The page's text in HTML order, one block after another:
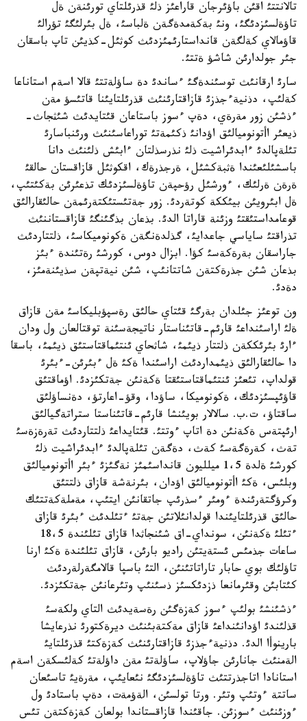
تالانتتئ اقئن باؤئرجان قاراعئز ذلئ قذرئلتاي تورئنةن ةل
تاؤةلسئزدئگئ، ونئ بةكةمدةگةن ةلباسئ، ةل بئرلئگئ تؤرالئ
قاؤمالاي كةلگةن قانداستارئمئزدئث كوثئل-كذيئن تاپ باسقان
جئر جولدارئن شاشؤ ةتتئ.
سارئ ارقانئث توسئندةگئ ءساندئ دة ساؤلةتتئ قالا اسةم استاناعا
كةلئپ، دذنيةءجذزئ قازاقتارئنئث قذرئلتايئنا قاتئسؤ مةن
ءذشئن زور مةرةي، دةپ ءسوز باستاعان قئتايدئث شئثجاث-
ذيعئر اأتونوميالئق اؤدانئ ذكئمةتئ توراعاسئنئث ورئنباسارئ
تئلةپالدئ ءابدئراشيت ذلئ نذرسذلتان ءابئش ذلئنئث دانا
باسشئلئعئندا ةثبةكشئل، ةرجذرةك، اقكوثئل قازاقستان حالقئ
ةرةن ةرلئك، ءورشئل رؤحپةن تاؤةلسئزدئك تذعئرئن بةكئتئپ،
ةل ابئرويئن بيئككة كوتةردئ. زور جةتئستئكتةرئمةن حالئقارالئق
قوعامداستئقتئ وزئنة قاراتا الدئ. بذعان بذگئنگئ قازاقستاننئث
تذراقتئ ساياسي جاعدايئ، گذلدةنگةن ةكونوميكاسئ، ذلتتاردئث
جاراسقان بةرةكةسئ كؤا. ابزال دوس، كورشئ رةتئندة ءبئز
بذعان شئن جذرةكتةن شاتتانئپ، شئن نيةتپةن سذيئنةمئز،
دةدئ.
ون توعئز جئلدان بةرگئ قئتاي حالئق رةسپؤبليكاسئ مةن قازاق
ةلئ اراسئنداعئ قارئم-قاتئناستار ناتيجةسئنة توقتالعان ول ودان
ءارئ بئرئككةن ذلتتار ذيئمئ، شاثحاي ئنتئماقتاستئق ذيئمئ، باسقا
دا حالئقارالئق ذيئمداردئث اراسئندا ةكئ ةل ءبئرئن-ءبئرئ
قولداپ، تئعئز ئنتئماقتاستئقتا ةكةنئن جةتكئزدئ. اؤماقتئق
قاؤئپسئزدئك، ةكونوميكا، ساؤدا، وقؤ-اعارتؤ، دةنساؤلئق
ساقتاؤ، ت.ب. سالالار بويئنشا قارئم-قاتئناستا ستراتةگيالئق
ارئپتةس ةكةنئن دة اتاپ ءوتتئ. قئتايداعئ ذلتتاردئث تةرةزةسئ
تةث، كةرةگةسئ كةث، دةگةن تئلةپالدئ ءابدئراشيت ذلئ
كورشئ ةلدة 1،5 ميلليون قانداسئمئز نةگئزئ ءبئر اأتونوميالئق
وبلئس، ةكئ اأتونوميالئق اؤدان، بئرنةشة قازاق ذلتتئق
وكرؤگتةرئندة ءومئر ءسذرئپ جاتقانئن ايتئپ، مةملةكةتتئك
حالئق قذرئلتايئندا قولدانئلاتئن جةتئ ءتئلدئث ءبئرئ قازاق
ءتئلئ ةكةنئن، سونداي-اق شئنجاثدا قازاق تئلئندة 18،5
ساعات جذمئس ئستةيتئن راديو بارئن، قازاق تئلئندة ةكئ ارنا
تاؤلئك بوي حابار تاراتاتئنئن، التئ باسپا قالامگةرلةردئث
كئتابئن وقئرمانعا ذزدئكسئز ذسئنئپ وتئرعانئن جةتكئزدئ.
ءذشئنشئ بولئپ ءسوز كةزةگئن رةسةيدئث التاي ولكةسئ
قذلئندئ اؤدانئنداعئ قازاق مةكتةبئنئث ديرةكتورئ نذرعايشا
بارينوأا الدئ. دذنيةءجذزئ قازاقتارئنئث كةزةكتئ قذرئلتايئ
الةمنئث جانارئن جاؤلاپ، ساؤلةتئ مةن داؤلةتئ كةلئسكةن اسةم
استانادا اتاجذرتتئث تاؤةلسئزدئگئ نئعايئپ، مةرةيئ تاسئعان
ساتتة ءوتئپ وتئر. ورتا تولسئن، الةؤمةت، دةپ باستادئ ول
ءوزئنئث ءسوزئن. جاقئندا قازاقستاندا بولعان كةزةكتةن تئس